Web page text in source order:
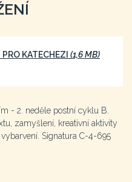
KATECHEZI (1,6 MB)
- 2. neděle postní cyklu B.
zamyšlení, kreativní aktivity
Signatura C-4-695